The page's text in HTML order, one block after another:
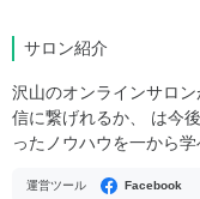
サロン紹介
沢山のオンラインサロ
信に繋げれるか、 は今
ったノウハウを一から
運営ツール Facebook